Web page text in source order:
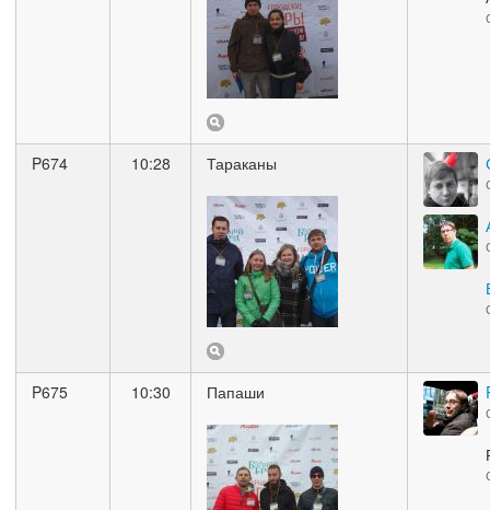
P674 10:28 Тараканы
P675 10:30 Папаши